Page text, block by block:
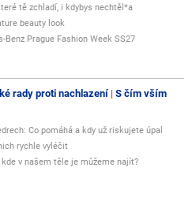
tě zchladí, i kdybys nechtěl*a
beauty look
Prague Fashion Week SS27
rady proti nachlazení S čím vším
Co pomáhá a kdy už riskujete úpal
rychle vyléčit
v našem těle je můžeme najít?